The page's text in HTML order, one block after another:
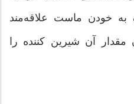
خودن ماست علاقه‌مند
آن شیرین کننده را